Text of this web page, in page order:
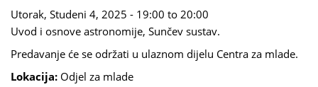
Utorak, Studeni 4, 2025 - 19:00 to 20:00
Uvod i osnove astronomije, Sunčev sustav.
Predavanje će se održati u ulaznom dijelu Centra za mlade.
Lokacija: Odjel za mlade